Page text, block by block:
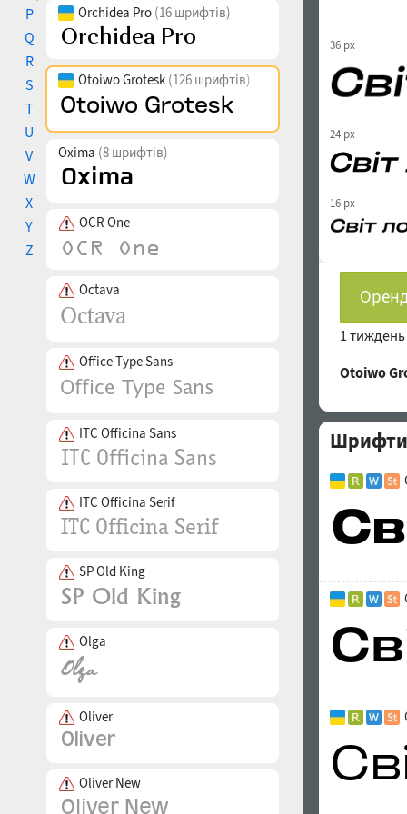
P
Q
R
S
T
U
V
W
X
Y
Z
Orchidea Pro (16 шрифтів)
Otoiwo Grotesk (126 шрифтів)
Oxima (8 шрифтів)
OCR One
Octava
Office Type Sans
ITC Officina Sans
ITC Officina Serif
SP Old King
Olga
Oliver
Oliver New
36 px
24 px
16 px
1
Otoiwo
Шрифти